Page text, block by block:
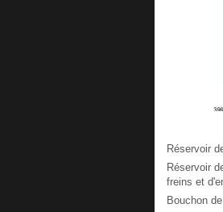
Réservoir
Réservoir
freins et
Bouchon